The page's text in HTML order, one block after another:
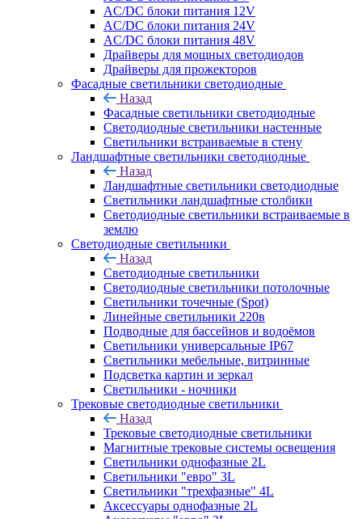
AC/DC блоки питания 12V
AC/DC блоки питания 24V
AC/DC блоки питания 48V
Драйверы для мощных светодиодов
Драйверы для прожекторов
Фасадные светильники светодиодные
Назад
Фасадные светильники светодиодные
Светодиодные светильники настенные
Светильники встраиваемые в стену
Ландшафтные светильники светодиодные
Назад
Ландшафтные светильники светодиодные
Светильники ландшафтные столбики
Светодиодные светильники встраиваемые в
землю
Светодиодные светильники
Назад
Светодиодные светильники
Светодиодные светильники потолочные
Светильники точечные (Spot)
Линейные светильники 220в
Подводные для бассейнов и водоёмов
Светильники универсальные IP67
Светильники мебельные, витринные
Подсветка картин и зеркал
Светильники - ночники
Трековые светодиодные светильники
Назад
Трековые светодиодные светильники
Магнитные трековые системы освещения
Светильники однофазные 2L
Светильники "евро" 3L
Светильники "трехфазные" 4L
Аксессуары однофазные 2L